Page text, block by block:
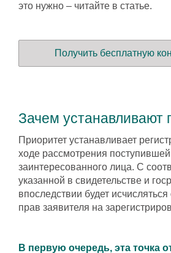
это нужно – читайте в статье.
Получить бесплатную
Зачем устанавливают
Приоритет устанавливает
ходе рассмотрения поступившей
заинтересованного лица. С
указанной в свидетельстве и
впоследствии будет
прав заявителя на
В первую очередь, эта точка